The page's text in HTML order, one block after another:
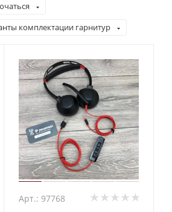
комплектации гарнитур
Арт.: 97768